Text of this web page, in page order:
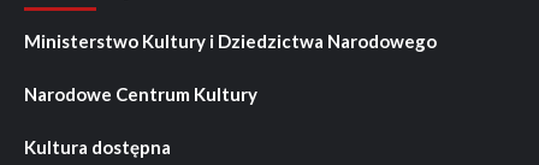
Ministerstwo Kultury i Dziedzictwa Narodowego
Narodowe Centrum Kultury
Kultura dostępna